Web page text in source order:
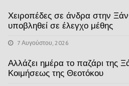
Χειροπέδες σε άνδρα στην
υποβληθεί σε έλεγχο μέθης
7 Αυγούστου, 2026
Αλλάζει ημέρα το παζάρι της
Κοιμήσεως της Θεοτόκου